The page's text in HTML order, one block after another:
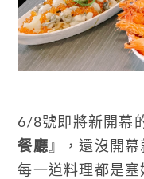
6/8號即將新開幕
餐廳 』，還沒開
每一道料理都是